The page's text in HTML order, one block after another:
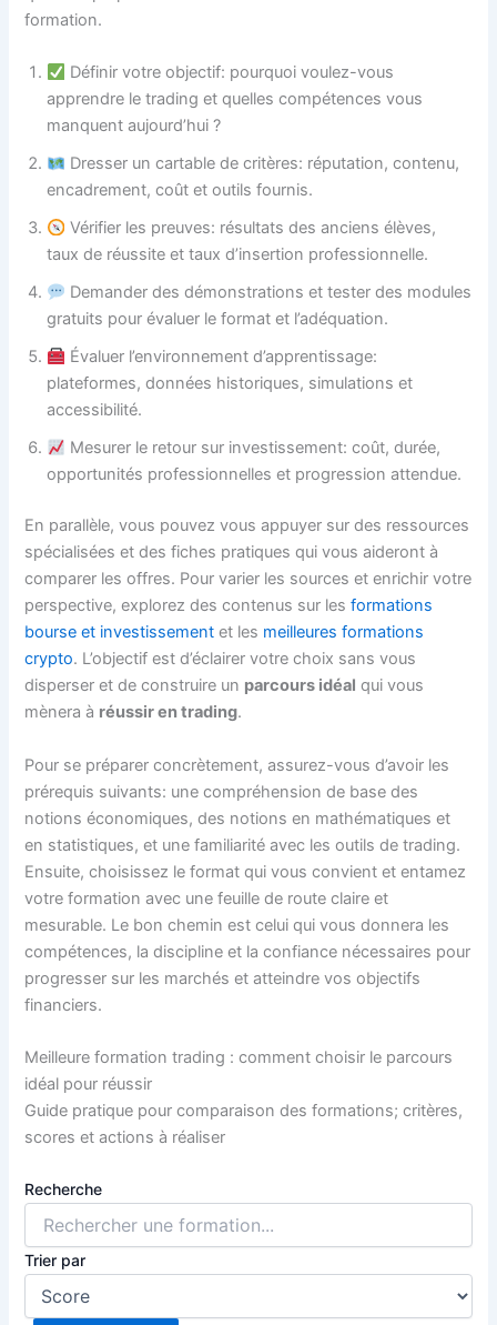
formation.
Définir votre objectif: pourquoi voulez-vous
apprendre le trading et quelles compétences vous
manquent aujourd’hui ?
Dresser un cartable de critères: réputation, contenu,
encadrement, coût et outils fournis.
Vérifier les preuves: résultats des anciens élèves,
taux de réussite et taux d’insertion professionnelle.
Demander des démonstrations et tester des modules
gratuits pour évaluer le format et l’adéquation.
Évaluer l’environnement d’apprentissage:
plateformes, données historiques, simulations et
accessibilité.
Mesurer le retour sur investissement: coût, durée,
opportunités professionnelles et progression attendue.
En parallèle, vous pouvez vous appuyer sur des ressources
spécialisées et des fiches pratiques qui vous aideront à
comparer les offres. Pour varier les sources et enrichir votre
perspective, explorez des contenus sur lesformations
bourse et investissement et les meilleures formations
crypto. L’objectif est d’éclairer votre choix sans vous
disperser et de construire un parcours idéal qui vous
mènera à réussir en trading.
Pour se préparer concrètement, assurez-vous d’avoir les
prérequis suivants: une compréhension de base des
notions économiques, des notions en mathématiques et
en statistiques, et une familiarité avec les outils de trading.
Ensuite, choisissez le format qui vous convient et entamez
votre formation avec une feuille de route claire et
mesurable. Le bon chemin est celui qui vous donnera les
compétences, la discipline et la confiance nécessaires pour
progresser sur les marchés et atteindre vos objectifs
financiers.
Meilleure formation trading : comment choisir le parcours
idéal pour réussir
Guide pratique pour comparaison des formations; critères,
scores et actions à réaliser
Recherche
Trier par